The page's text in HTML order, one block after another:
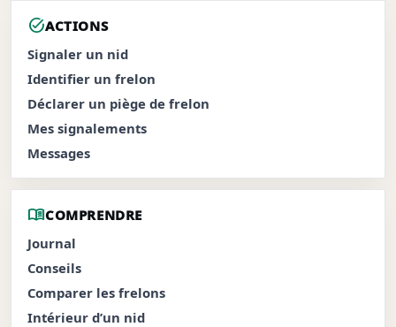
task_altACTIONS
Signaler un nid
Identifier un frelon
Déclarer un piège de frelon
Mes signalements
Messages
menu_bookCOMPRENDRE
Journal
Conseils
Comparer les frelons
Intérieur d’un nid